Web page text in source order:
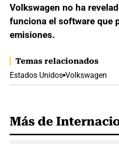
Volkswagen no ha
funciona el software que
emisiones.
Temas relacionados
Estados Unidos Volkswagen
Más de